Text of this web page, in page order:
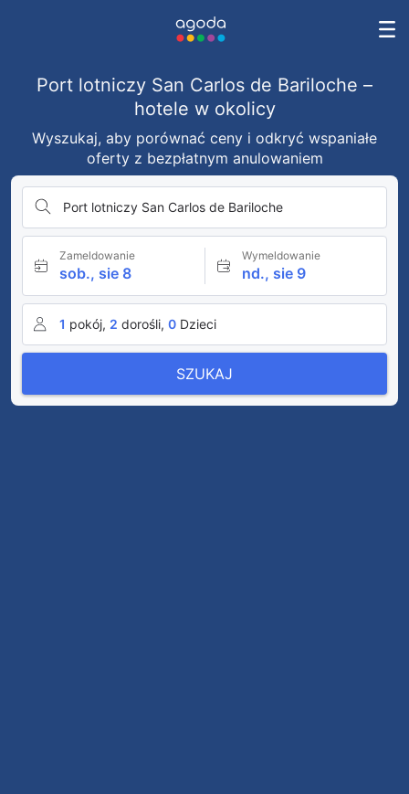
Port lotniczy San Carlos de Bariloche –
hotele w okolicy
Wyszukaj, aby porównać ceny i odkryć wspaniałe
oferty z bezpłatnym anulowaniem
Port lotniczy San Carlos de Bariloche
Zameldowanie
sob., sie 8
Wymeldowanie
nd., sie 9
1 pokój, 2 dorośli, 0 Dzieci
SZUKAJ